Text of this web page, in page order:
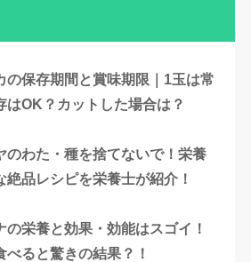
の保存期間と賞味期限｜1玉は常
はOK？カットした場合は？
のわた・種を捨てないで！栄養
絶品レシピを栄養士が紹介！
の栄養と効果・効能はスゴイ！
べると驚きの結果？！